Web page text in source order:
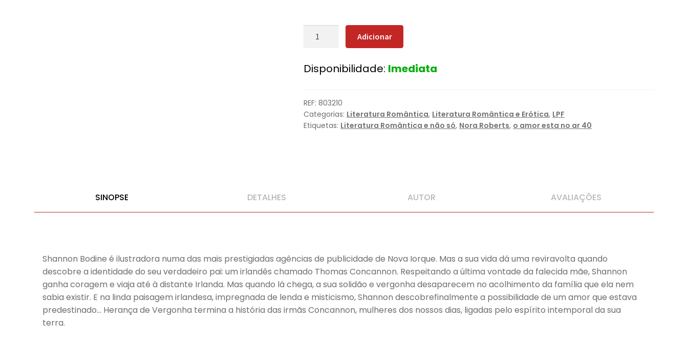
Quantidade
de
Adicionar
Disponibilidade: Imediata
REF:803210
Categorias: Literatura Romântica, Literatura Romântica e Erótica, LPF
Etiquetas: Literatura Romântica e não só, Nora Roberts, o amor esta no ar 40
SINOPSE DETALHES AUTOR AVALIAÇÕES
Shannon Bodine é ilustradora numa das mais prestigiadas agências de publicidade de Nova Iorque. Mas a sua vida dá uma reviravolta quando
descobre a identidade do seu verdadeiro pai: um irlandês chamado Thomas Concannon. Respeitando a última vontade da falecida mãe, Shannon
ganha coragem e viaja até à distante Irlanda. Mas quando lá chega, a sua solidão e vergonha desaparecem no acolhimento da família que ela nem
sabia existir. E na linda paisagem irlandesa, impregnada de lenda e misticismo, Shannon descobrefinalmente a possibilidade de um amor que estava
predestinado… Herança de Vergonha termina a história das irmãs Concannon, mulheres dos nossos dias, ligadas pelo espírito intemporal da sua
terra.